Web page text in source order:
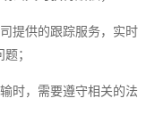
提供的跟踪服务，实时
；
时，需要遵守相关的法